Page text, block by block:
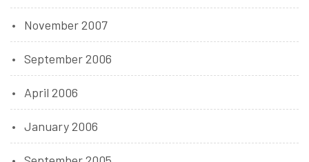
November 2007
September 2006
April 2006
January 2006